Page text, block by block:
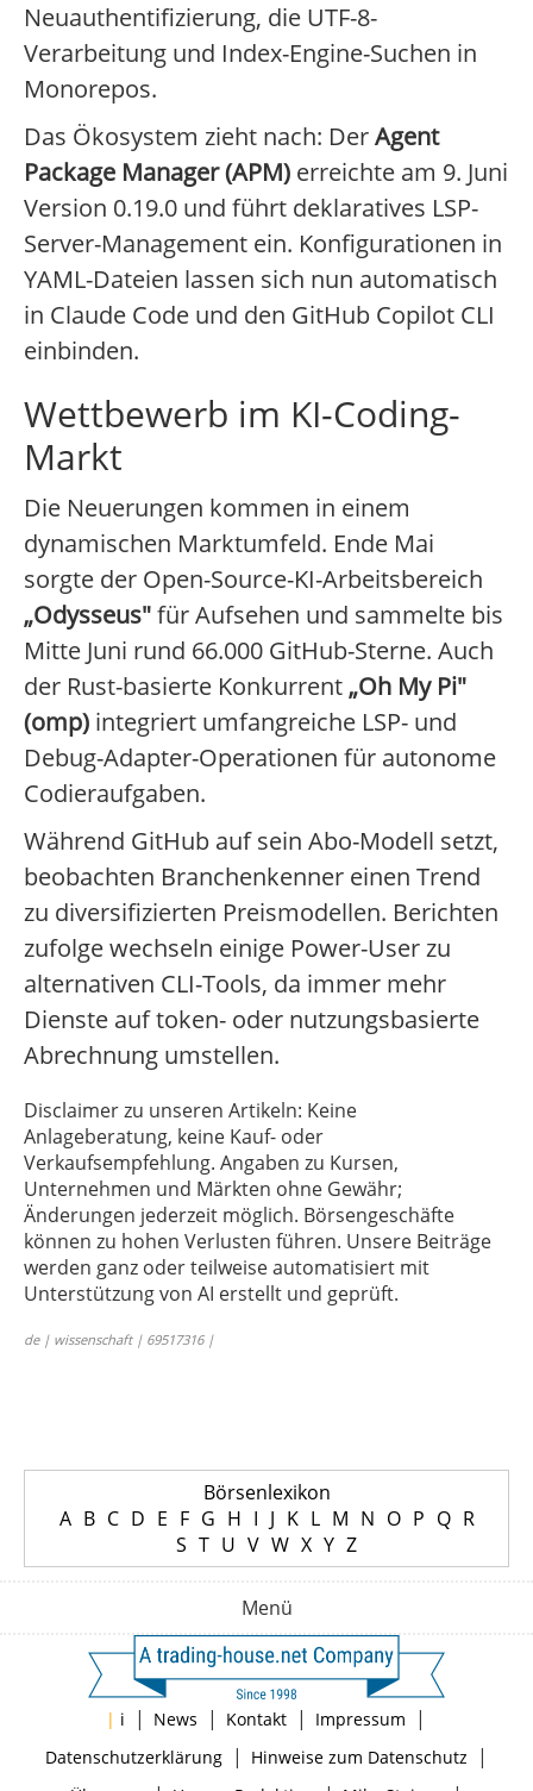
Neuauthentifizierung, die UTF-8-
Verarbeitung und Index-Engine-Suchen in
Monorepos.
Das Ökosystem zieht nach: DerAgent
Package Manager (APM) erreichte am 9. Juni
Version 0.19.0 und führt deklaratives LSP-
Server-Management ein. Konfigurationen in
YAML-Dateien lassen sich nun automatisch
in Claude Code und den GitHub Copilot CLI
einbinden.
Wettbewerb im KI-Coding-
Markt
Die Neuerungen kommen in einem
dynamischen Marktumfeld. Ende Mai
sorgte der Open-Source-KI-Arbeitsbereich
„Odysseus"für Aufsehen und sammelte bis
Mitte Juni rund 66.000 GitHub-Sterne. Auch
der Rust-basierte Konkurrent „Oh My Pi"
(omp) integriert umfangreiche LSP- und
Debug-Adapter-Operationen für autonome
Codieraufgaben.
Während GitHub auf sein Abo-Modell setzt,
beobachten Branchenkenner einen Trend
zu diversifizierten Preismodellen. Berichten
zufolge wechseln einige Power-User zu
alternativen CLI-Tools, da immer mehr
Dienste auf token- oder nutzungsbasierte
Abrechnung umstellen.
Disclaimer zu unseren Artikeln: Keine
Anlageberatung, keine Kauf- oder
Verkaufsempfehlung. Angaben zu Kursen,
Unternehmen und Märkten ohne Gewähr;
Änderungen jederzeit möglich. Börsengeschäfte
können zu hohen Verlusten führen. Unsere Beiträge
werden ganz oder teilweise automatisiert mit
Unterstützung von AI erstellt und geprüft.
de | wissenschaft | 69517316 |
Börsenlexikon
A B C D E F G H I J K L M N O P Q R
S T U V W X Y Z
Menü
| i | News | Kontakt | Impressum |
Datenschutzerklärung| Hinweise zum Datenschutz |